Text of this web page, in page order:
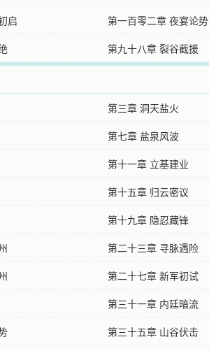
启 第一百零二章 夜宴论势
第九十八章 裂谷截援
第三章 洞天盐火
第七章 盐泉风波
第十一章 立基建业
第十五章 归云密议
第十九章 隐忍藏锋
第二十三章 寻脉遇险
第二十七章 新军初试
第三十一章 内廷暗流
第三十五章 山谷伏击